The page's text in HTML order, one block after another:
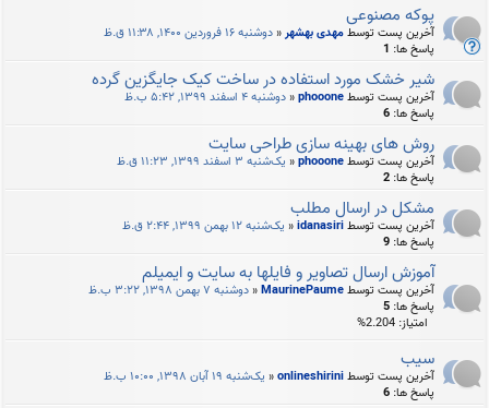
پوکه مصنوعی
آخرین پست توسطمهدی بهشهر«دوشنبه ۱۶ فروردین ۱۴۰۰, ۱۱:۳۸ ق.ظ
پاسخ ها: 1
شیر خشک مورد استفاده در ساخت کیک جایگزین گرده
آخرین پست توسطphooone
«دوشنبه ۴ اسفند ۱۳۹۹, ۵:۴۲ ب.ظ
پاسخ ها: 6
روش های بهینه سازی طراحی سایت
آخرین پست توسطphooone
« یک‌شنبه ۳ اسفند ۱۳۹۹, ۱۱:۲۳ ق.ظ
پاسخ ها: 2
مشکل در ارسال مطلب
آخرین پست توسطidanasiri
« یک‌شنبه ۱۲ بهمن ۱۳۹۹, ۲:۴۴ ق.ظ
پاسخ ها: 9
آموزش ارسال تصاوير و فایلها به سايت و ایمیلم
آخرین پست توسطMaurinePaume
«دوشنبه ۷ بهمن ۱۳۹۸, ۳:۲۲ ب.ظ
پاسخ ها: 5
امتیاز: 2.204%
سیب
آخرین پست توسطonlineshirini
« یک‌شنبه ۱۹ آبان ۱۳۹۸, ۱۰:۰۰ ب.ظ
پاسخ ها: 6